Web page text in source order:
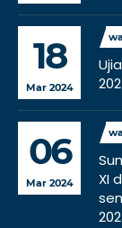
18
Mar 2024
06
Mar 2024
XI